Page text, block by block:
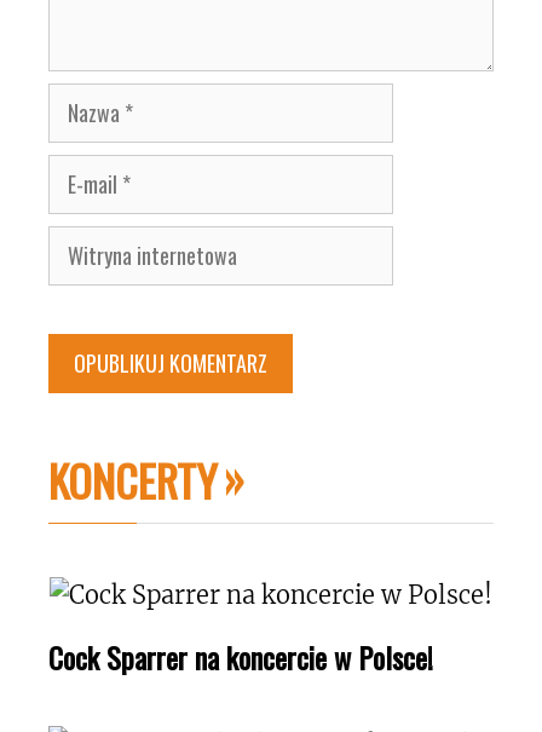
Nazwa
E-
mail
Witryna
internetowa
KONCERTY
Cock Sparrer na koncercie w Polsce!